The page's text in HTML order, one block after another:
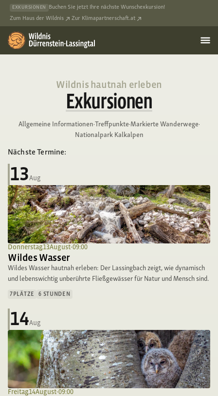
EXKURSIONEN
Buchen Sie jetzt Ihre nächste Wunschexkursion!
Zum Haus der Wildnis
Zur Klimapartnerschaft.at
Wildnis hautnah erleben
Exkursionen
Allgemeine Informationen· Treffpunkte·Markierte Wanderwege·
Nationalpark Kalkalpen
Nächste Termine:
13Aug
Donnerstag,13.August-09:00
Wildes Wasser
Wildes Wasser hautnah erleben: Der Lassingbach zeigt, wie dynamisch
und lebenswichtig unberührte Fließgewässer für Natur und Mensch sind.
7 PLÄTZE 6 STUNDEN
14Aug
Freitag,14.August-09:00